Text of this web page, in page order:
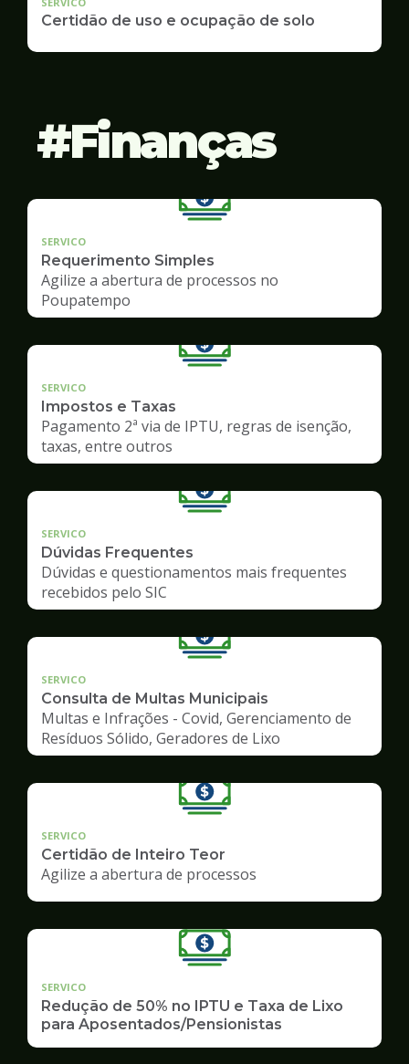
Certidão de uso e ocupação de solo
Finanças
SERVICO
Requerimento Simples
Agilize a abertura de processos no
Poupatempo
SERVICO
Impostos e Taxas
Pagamento 2ª via de IPTU, regras de isenção,
taxas, entre outros
SERVICO
Dúvidas Frequentes
Dúvidas e questionamentos mais frequentes
recebidos pelo SIC
SERVICO
Consulta de Multas Municipais
Multas e Infrações - Covid, Gerenciamento de
Resíduos Sólido, Geradores de Lixo
SERVICO
Certidão de Inteiro Teor
Agilize a abertura de processos
SERVICO
Redução de 50% no IPTU e Taxa de Lixo
para Aposentados/Pensionistas